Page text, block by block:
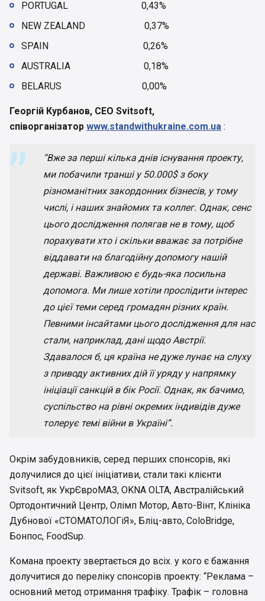
PORTUGAL 0,43%
NEW ZEALAND 0,37%
SPAIN 0,26%
AUSTRALIA 0,18%
BELARUS 0,00%
Георгій Курбанов, СЕО Svitsoft,
співорганізатор www.standwithukraine.com.ua :
“Вже за перші кілька днів існування проекту,
ми побачили транші у 50.000$ з боку
різноманітних закордонних бізнесів, у тому
числі, і наших знайомих та коллег. Однак, сенс
цього дослідження полягав не в тому, щоб
порахувати хто і скільки вважає за потрібне
віддавати на благодійну допомогу нашій
державі. Важливою є будь-яка посильна
допомога. Ми лише хотіли прослідити інтерес
до цієї теми серед громадян різних країн.
Певними інсайтами цього дослідження для нас
стали, наприклад, дані щодо Австрії.
Здавалося б, ця країна не дуже лунає на слуху
з приводу активних дій її уряду у напрямку
ініціації санкцій в бік Росії. Однак, як бачимо,
суспільство на рівні окремих індивідів дуже
толерує темі війни в Україні”.
Окрім забудовників, серед перших спонсорів, які
долучилися до цієї ініціативи, стали такі клієнти
Svitsoft, як УкрЄвроМАЗ, OKNA OLTA, Австралійський
Ортодонтичний Центр, Олімп Мотор, Авто-Вінт, Клініка
Дубнової «СТОМАТОЛОГіЯ», Бліц-авто, ColoBridge,
Бонпос, FoodSup.
Комана проекту звертається до всіх. у кого є бажання
долучитися до переліку спонсорів проекту: “Реклама –
основний метод отримання трафіку. Трафік – головна